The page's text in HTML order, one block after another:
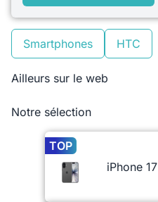
Smartphones HTC
Ailleurs sur le web
Notre sélection
TOP
iPhone 17